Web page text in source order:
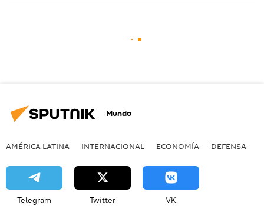
Mundo
AMÉRICA LATINA INTERNACIONAL ECONOMÍA DEFENSA
Telegram Twitter VK